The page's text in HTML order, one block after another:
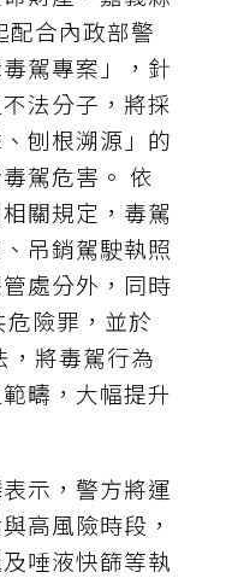
配合內政部警
駕專案」，針
法分子，將採
刨根溯源」的
駕危害。 依
關規定，毒駕
吊銷駕駛執照
處分外，同時
險罪，並於
，將毒駕行為
疇，大幅提升
示，警方將運
高風險時段，
唾液快篩等執